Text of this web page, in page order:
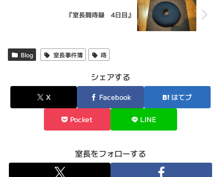
『室長闘痔録 4日目』
Blog 室長事件簿 痔
シェアする
X Facebook はてブ
Pocket LINE
室長をフォローする